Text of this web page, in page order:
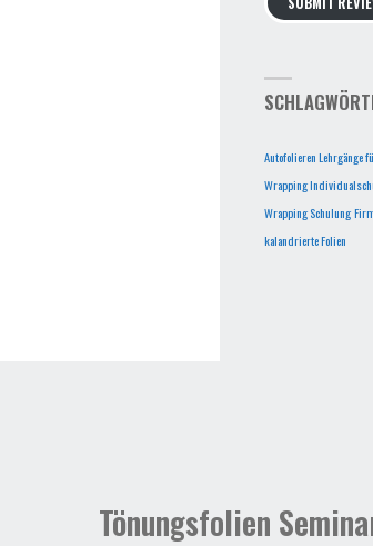
Autofolieren Lehrgänge
Wrapping
Wrapping Schulung
kalandrierte Folien
Tönungsfolien